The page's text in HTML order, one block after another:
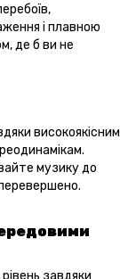
і плавною
де б ви не
високоякісним
музику до